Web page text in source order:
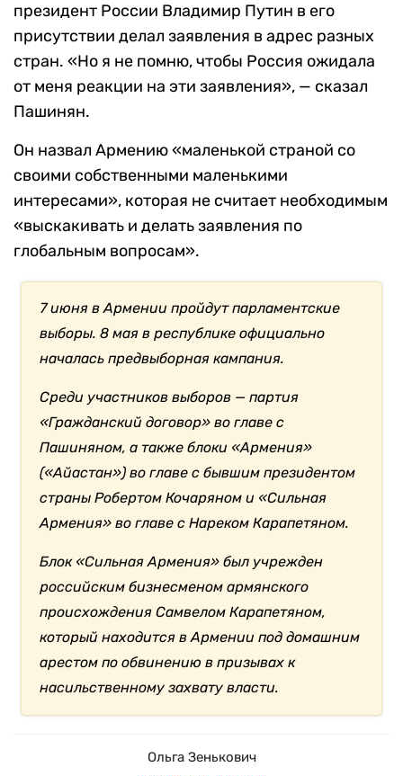
президент России Владимир Путин в его
присутствии делал заявления в адрес разных
стран. «Но я не помню, чтобы Россия ожидала
от меня реакции на эти заявления», — сказал
Пашинян.
Он назвал Армению «маленькой страной со
своими собственными маленькими
интересами», которая не считает необходимым
«выскакивать и делать заявления по
глобальным вопросам».
7 июня в Армении пройдут парламентские
выборы. 8 мая в республике официально
началась предвыборная кампания.
Среди участников выборов — партия
«Гражданский договор» во главе с
Пашиняном, а также блоки «Армения»
(«Айастан») во главе с бывшим президентом
страны Робертом Кочаряном и «Сильная
Армения» во главе с Нареком Карапетяном.
Блок «Сильная Армения» был учрежден
российским бизнесменом армянского
происхождения Самвелом Карапетяном,
который находится в Армении под домашним
арестом по обвинению в призывах к
насильственному захвату власти.
Ольга Зенькович